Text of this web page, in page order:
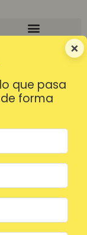
×
que pasa
de forma